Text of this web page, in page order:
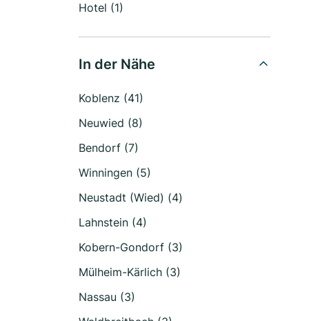
Hotel (1)
In der Nähe
Koblenz (41)
Neuwied (8)
Bendorf (7)
Winningen (5)
Neustadt (Wied) (4)
Lahnstein (4)
Kobern-Gondorf (3)
Mülheim-Kärlich (3)
Nassau (3)